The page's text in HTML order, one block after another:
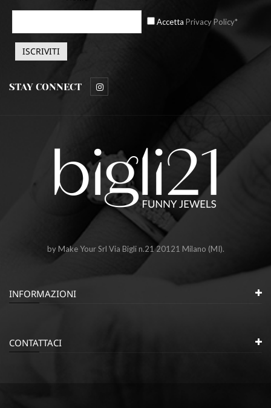
Accetta Privacy Policy*
STAY CONNECT
by Make Your Srl Via Bigli n.21 20121 Milano (MI).
INFORMAZIONI
CONTATTACI